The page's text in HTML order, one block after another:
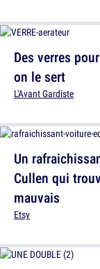
Un
Cullen qui
mauvais
Etsy
Des verres
on le sert
L'Avant Gardiste